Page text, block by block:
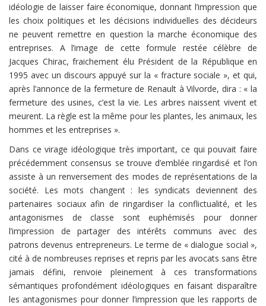
idéologie de laisser faire économique, donnant l’impression que
les choix politiques et les décisions individuelles des décideurs
ne peuvent remettre en question la marche économique des
entreprises. A l’image de cette formule restée célèbre de
Jacques Chirac, fraichement élu Président de la République en
1995 avec un discours appuyé sur la « fracture sociale », et qui,
après l’annonce de la fermeture de Renault à Vilvorde, dira : « la
fermeture des usines, c’est la vie. Les arbres naissent vivent et
meurent. La règle est la même pour les plantes, les animaux, les
hommes et les entreprises ».
Dans ce virage idéologique très important, ce qui pouvait faire
précédemment consensus se trouve d’emblée ringardisé et l’on
assiste à un renversement des modes de représentations de la
société. Les mots changent : les syndicats deviennent des
partenaires sociaux afin de ringardiser la conflictualité, et les
antagonismes de classe sont euphémisés pour donner
l’impression de partager des intérêts communs avec des
patrons devenus entrepreneurs. Le terme de « dialogue social »,
cité à de nombreuses reprises et repris par les avocats sans être
jamais défini, renvoie pleinement à ces transformations
sémantiques profondément idéologiques en faisant disparaître
les antagonismes pour donner l’impression que les rapports de